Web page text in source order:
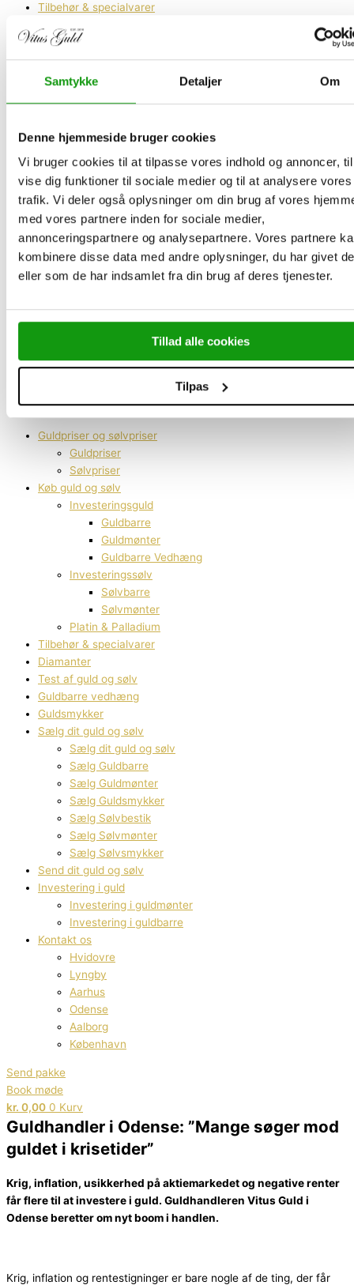
Samtykke Detaljer Om
Denne hjemmeside bruger cookies
Vi bruger cookies til at tilpasse vores indhold og annoncer,
vise dig funktioner til sociale medier og til at analysere vores
trafik. Vi deler også oplysninger om din brug af vores
med vores partnere inden for sociale medier,
annonceringspartnere og analysepartnere. Vores partnere
kombinere disse data med andre oplysninger, du har givet
eller som de har indsamlet fra din brug af deres tjenester.
Tillad alle cookies
Tilpas
Tilbehør & specialvarer
Test af guld og sølv
Guldbarre vedhæng
Guldsmykker
Sælg Guldmønter
Sælg Guldsmykker
Sælg Sølvbestik
Sælg Sølvmønter
Sælg Sølvsmykker
Send dit guld og sølv
Investering i guld
Hvidovre
Odense
København
Guldpriser og sølvpriser
Guldpriser
Sølvpriser
Køb guld og sølv
Investeringsguld
Guldbarre
Guldmønter
Guldbarre Vedhæng
Investeringssølv
Sølvbarre
Sølvmønter
Platin & Palladium
Tilbehør & specialvarer
Diamanter
Test af guld og sølv
Guldbarre vedhæng
Guldsmykker
Sælg dit guld og sølv
Sælg dit guld og sølv
Sælg Guldbarre
Sælg Guldmønter
Sælg Guldsmykker
Sælg Sølvbestik
Sælg Sølvmønter
Sælg Sølvsmykker
Send dit guld og sølv
Investering i guld
Investering i guldmønter
Investering i guldbarre
Kontakt os
Hvidovre
Lyngby
Aarhus
Odense
Aalborg
København
Send pakke
Book møde
kr. 0,00 0 Kurv
Guldhandler i Odense: ”Mange søger mod
guldet i krisetider”
Krig, inflation, usikkerhed på aktiemarkedet og negative renter
får flere til at investere i guld. Guldhandleren Vitus Guld i
Odense beretter om nyt boom i handlen.
Krig, inflation og rentestigninger er bare nogle af de ting, der får